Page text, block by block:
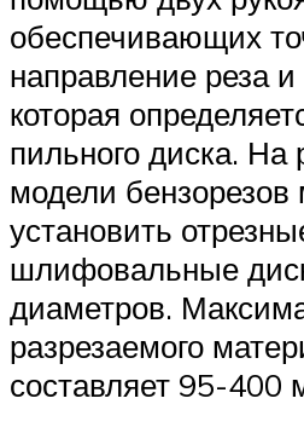
обеспечивающих
направление реза и
которая
пильного диска. На
модели
установить
шлифовальные
диаметров.
разрезаемого
составляет 95-400